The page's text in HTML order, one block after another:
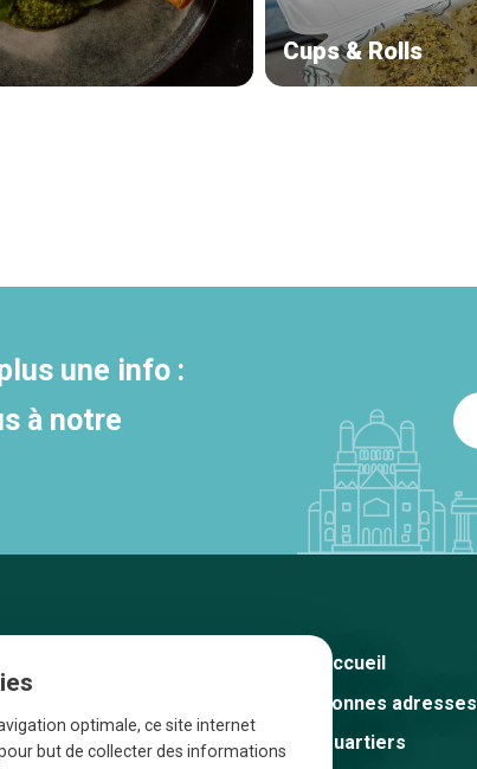
Cups & Rolls
une info :
à notre
Accueil
Bonnes adresses
Quartiers
optimale, ce site internet
but de collecter des informations